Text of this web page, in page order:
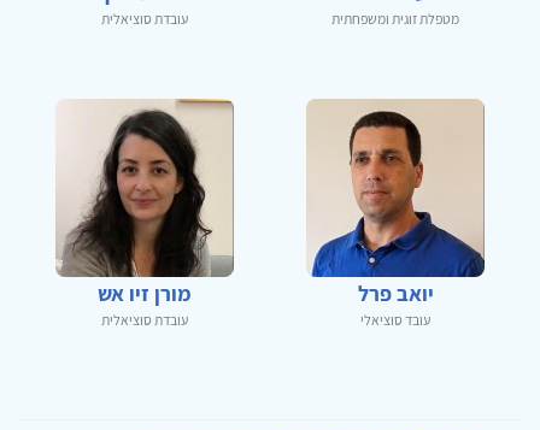
מטפלת זוגית ומשפחתית עובדת סוציאלית
יואב פרל
עובד סוציאלי
מורן זיו אש
עובדת סוציאלית